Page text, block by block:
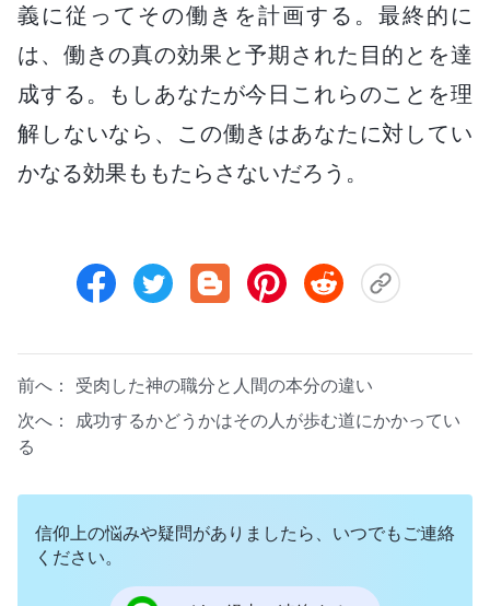
義に従ってその働きを計画する。最終的に
は、働きの真の効果と予期された目的とを達
成する。もしあなたが今日これらのことを理
解しないなら、この働きはあなたに対してい
かなる効果ももたらさないだろう。
前へ： 受肉した神の職分と人間の本分の違い
次へ： 成功するかどうかはその人が歩む道にかかってい
る
信仰上の悩みや疑問がありましたら、いつでもご連絡
ください。